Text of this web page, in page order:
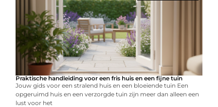
Praktische handleiding voor een fris huis en een fijne tuin
Jouw gids voor een stralend huis en een bloeiende tuin Een
opgeruimd huis en een verzorgde tuin zijn meer dan alleen een
lust voor het